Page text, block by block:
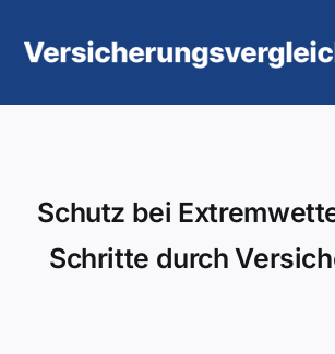
Inhalt
Motorradversicherung
Schutz bei
Schritte durch